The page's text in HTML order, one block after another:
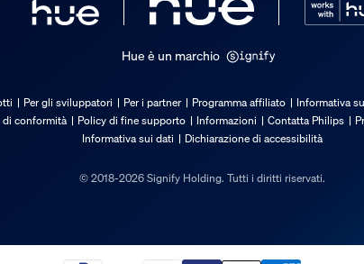
Hue è un marchio
Per gli sviluppatori Per i partner Programma affiliato Informativa
di conformità Policy di fine supporto Informazioni Contatta Philips
Informativa sui dati
Dichiarazione di accessibilità
© 2018-2026 Signify Holding. Tutti i diritti riservati.